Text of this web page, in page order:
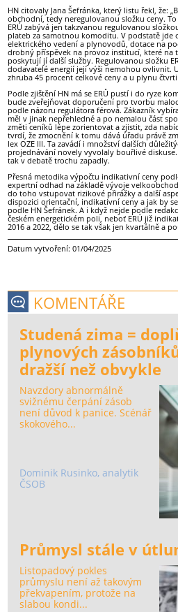
HN citovaly Jana Šefránka, který listu řekl, že:
obchodní, tedy neregulovanou složku ceny.
ERÚ zabývá jen takzvanou regulovanou
plateb za samotnou komoditu. V podstatě jde
elektrického vedení a plynovodů, dotace na
drobný příspěvek na provoz institucí, které na
poskytují jí další služby. Regulovanou složku
dodavatelé energií její výši nemohou ovlivnit.
zhruba 45 procent celkové ceny a u plynu
Podle zjištění HN má se ERŮ pustí i do ryze
bude zveřejňovat doporučení pro tvorbu
podle názoru regulátora férová. Zákazník
měl v jinak nepřehledné a po nemalou část
změti ceníků lépe zorientovat a zjistit, zda
tvrdí, že zmocnění k tomu dává úřadu právě
lex OZE III. Ta zavádí i množství dalších
projednávání novely vyvolaly bouřlivé
tak v debatě trochu zapadly.
Přesná metodika výpočtu indikativní ceny
expertní odhad na základě vývoje
do toho vstupovat rizikové přirážky a další
dispozici orientační, indikativní ceny a jak by
podle HN Šefránek. A i když nejde podle
českém energetickém poli, neboť ERÚ již
2016 a 2022, dělo se tak však jen kvartálně a
Datum vytvoření: 01/04/2025
KOMENTÁŘE
Studená zima =
plynových
dražší než obvykle
Navzdory abnormálně
svižnému čerpání zásob
není důvod k panice. Scénář
skokového...
Dominik Rusinko, analytik
ČSOB
Průmysl stále v
Listopadový pokles
průmyslu není až takovým
překvapením, protože na
slabou kondi...